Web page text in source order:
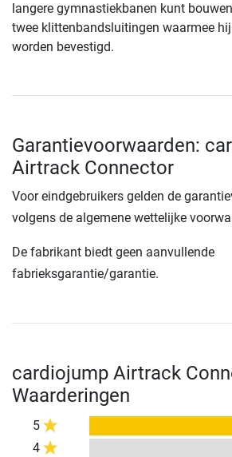
langere gymnastiekbanen kunt
twee klittenbandsluitingen waarmee
worden bevestigd.
Garantievoorwaarden:
Airtrack Connector
Voor eindgebruikers gelden de
volgens de algemene wettelijke
De fabrikant biedt geen aanvullende
fabrieksgarantie/garantie.
cardiojump Airtrack
Waarderingen
5
4